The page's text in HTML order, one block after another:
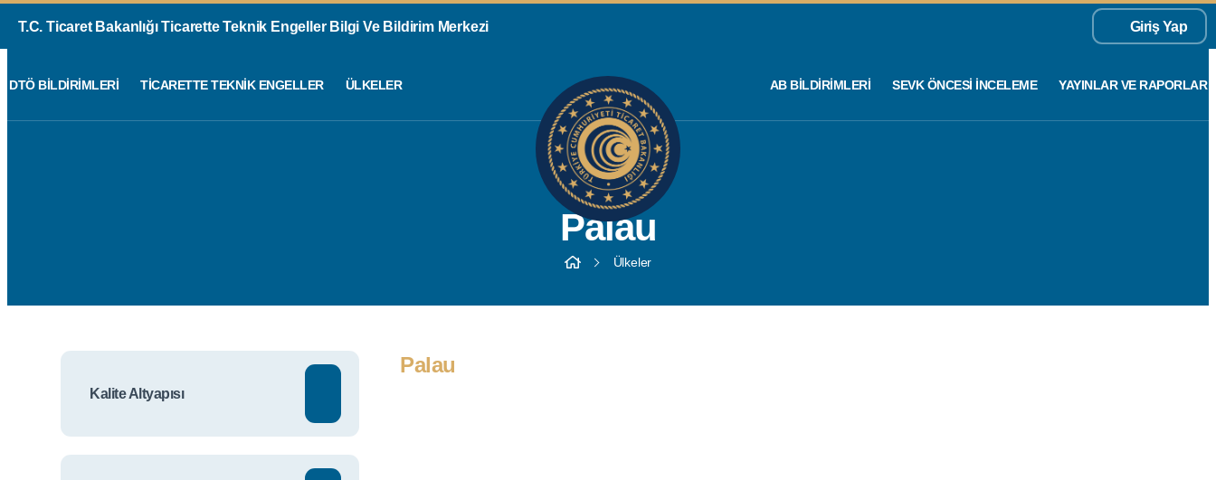
T.C. Ticaret Bakanlığı Ticarette Teknik Engeller Bilgi Ve Bildirim Merkezi Giriş Yap
DTÖ BILDIRIMLERI TICARETTE TEKNIK ENGELLER ÜLKELER AB BILDIRIMLERI SEVK ÖNCESI İNCELEME YAYINLAR VE RAPORLAR
Palau
Ülkeler
Kalite Altyapısı
Palau